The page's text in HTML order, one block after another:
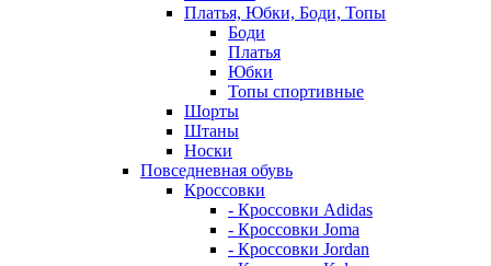
Платья, Юбки, Боди, Топы
Боди
Платья
Юбки
Топы спортивные
Шорты
Штаны
Носки
Повседневная обувь
Кроссовки
- Кроссовки Adidas
- Кроссовки Joma
- Кроссовки Jordan